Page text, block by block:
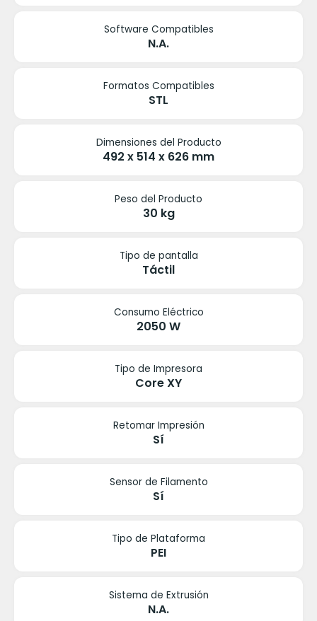
Software Compatibles
N.A.
Formatos Compatibles
STL
Dimensiones del Producto
492 x 514 x 626 mm
Peso del Producto
30 kg
Tipo de pantalla
Táctil
Consumo Eléctrico
2050 W
Tipo de Impresora
Core XY
Retomar Impresión
Sí
Sensor de Filamento
Sí
Tipo de Plataforma
PEI
Sistema de Extrusión
N.A.